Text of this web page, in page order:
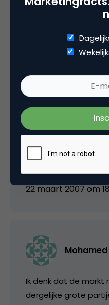
Ook ik ben benaderd
het om affiliate-
hoor ik het graag!
22 maart 2007 om
Ik denk dat de markt
dergelijke grote